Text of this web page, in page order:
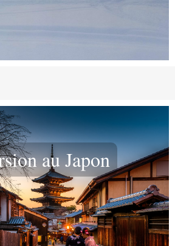
au Japon